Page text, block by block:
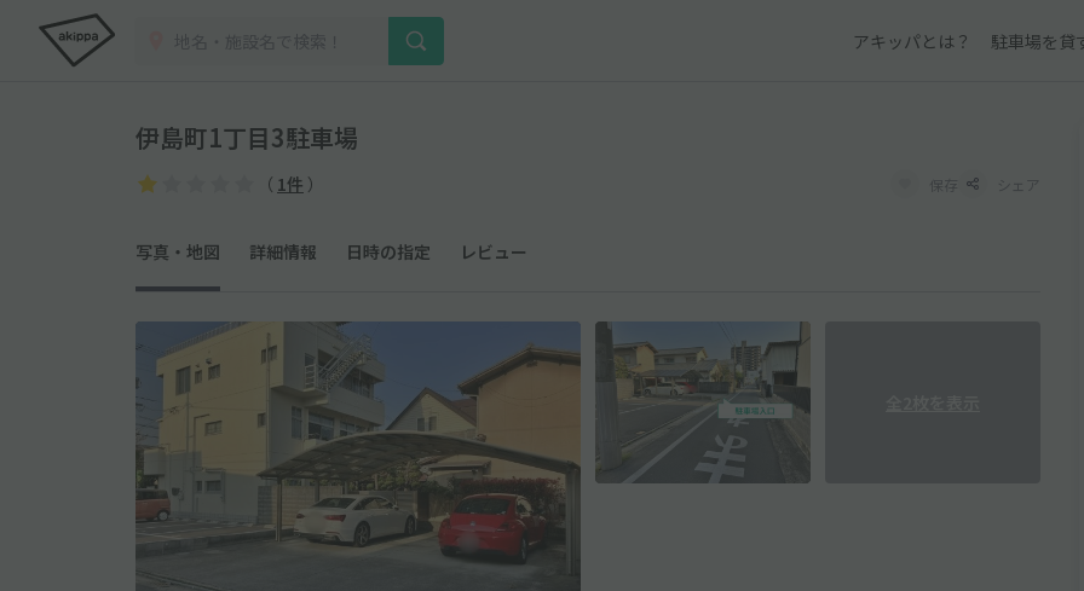
アキッパとは？ 駐車場を貸
伊島町1丁目3駐車場
（ 1件 ） 保存 シェア
写真・地図 詳細情報 日時の指定 レビュー